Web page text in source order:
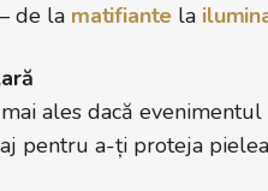
de la matifiante la
ales dacă
pentru a-ți proteja